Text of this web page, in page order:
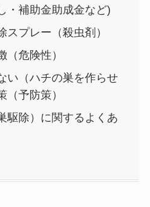
・補助金助成金など)
スプレー（殺虫剤）
（危険性）
い（ハチの巣を作らせ
（予防策）
駆除）に関するよくあ